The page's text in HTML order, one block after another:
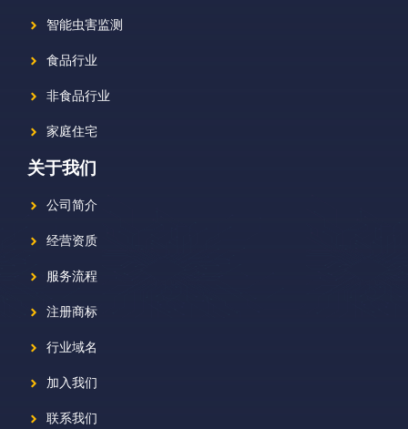
智能虫害监测
食品行业
非食品行业
家庭住宅
关于我们
公司简介
经营资质
服务流程
注册商标
行业域名
加入我们
联系我们